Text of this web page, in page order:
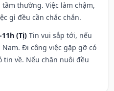
thường. Việc làm chậm,
gì đều cần chắc chắn.
(Tị) Tin vui sắp tới, nếu
Đi công việc gặp gỡ có
tin về. Nếu chăn nuôi đều